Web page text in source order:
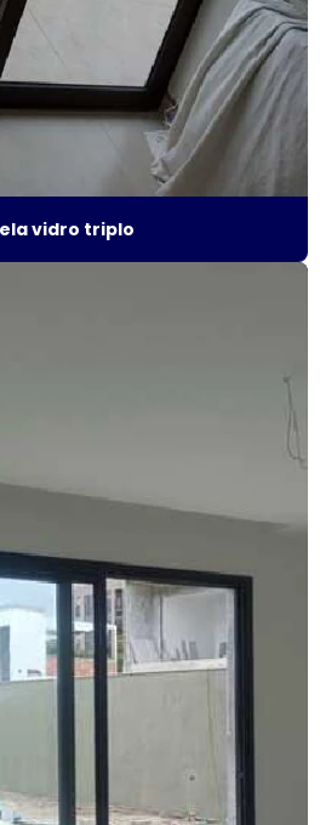
alumínio em são paulo
alumínio em sp
de correr em sp
de giro
de giro em são paulo
triplo
vidro triplo